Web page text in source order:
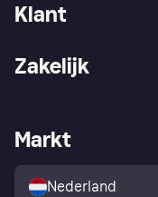
Klant
Winkeloverzicht
Kopersbescherming voor
consumenten
Zakelijk
Zakelijke login
Markt
Nederland